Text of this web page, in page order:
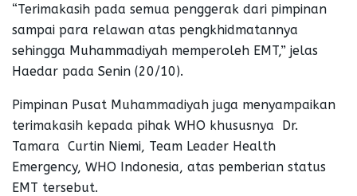
“Terimakasih pada semua penggerak dari pimpinan
sampai para relawan atas pengkhidmatannya
sehingga Muhammadiyah memperoleh EMT,” jelas
Haedar pada Senin (20/10).
Pimpinan Pusat Muhammadiyah juga menyampaikan
terimakasih kepada pihak WHO khususnya Dr.
Tamara Curtin Niemi, Team Leader Health
Emergency, WHO Indonesia, atas pemberian status
EMT tersebut.